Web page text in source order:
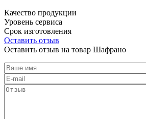
Качество продукции
Уровень сервиса
Срок изготовления
Оставить отзыв
Оставить отзыв на товар Шафрано